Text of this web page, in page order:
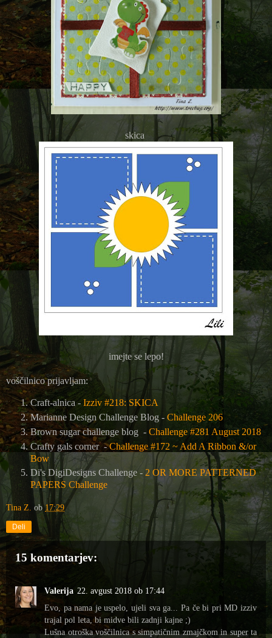
skica
imejte se lepo!
voščilnico prijavljam:
Craft-alnica - Izziv #218: SKICA
Marianne Design Challenge Blog - Challenge 206
Brown sugar challenge blog - Challenge #281 August 2018
Crafty gals corner -Challenge #172 ~ Add A Ribbon &/or
Bow
Di's DigiDesigns Challenge - 2 OR MORE PATTERNED
PAPERS Challenge
Tina Z. ob17:29
Deli
15 komentarjev:
Valerija 22. avgust 2018 ob 17:44
Evo, pa nama je uspelo, ujeli sva ga... Pa če bi pri MD izziv
trajal pol leta, bi midve bili zadnji kajne ;)
Lušna otroška voščilnica s simpatičnim zmajčkom in super ta